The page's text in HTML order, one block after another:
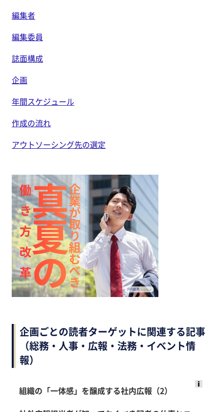
編集者
編集委員
誌面構成
企画
年間スケジュール
作成の流れ
アウトソーシング先の選定
企画ごとの読者ターゲットに関連する記事
（総務・人事・広報・法務・イベント情
報）
組織の「一体感」を醸成する社内広報（2）